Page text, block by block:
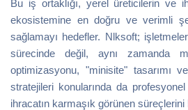
Bu iş ortaklığı, yerel üreticilerin ve
ekosistemine en doğru ve verimli
sağlamayı hedefler. Nlksoft;
sürecinde değil, aynı zamanda
optimizasyonu, "minisite" tasarımı
stratejileri konularında da
ihracatın karmaşık görünen süreçlerini